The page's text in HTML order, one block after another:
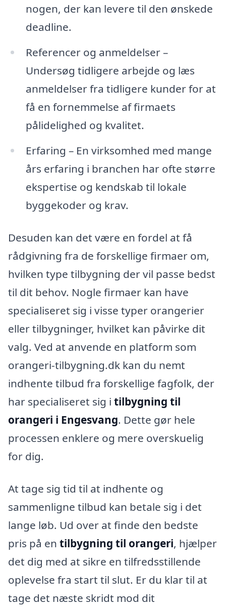
nogen, der kan levere til den ønskede
deadline.
Referencer og anmeldelser –
Undersøg tidligere arbejde og læs
anmeldelser fra tidligere kunder for at
få en fornemmelse af firmaets
pålidelighed og kvalitet.
Erfaring – En virksomhed med mange
års erfaring i branchen har ofte større
ekspertise og kendskab til lokale
byggekoder og krav.
Desuden kan det være en fordel at få
rådgivning fra de forskellige firmaer om,
hvilken type tilbygning der vil passe bedst
til dit behov. Nogle firmaer kan have
specialiseret sig i visse typer orangerier
eller tilbygninger, hvilket kan påvirke dit
valg. Ved at anvende en platform som
orangeri-tilbygning.dk kan du nemt
indhente tilbud fra forskellige fagfolk, der
har specialiseret sig i tilbygning til
orangeri i Engesvang. Dette gør hele
processen enklere og mere overskuelig
for dig.
At tage sig tid til at indhente og
sammenligne tilbud kan betale sig i det
lange løb. Ud over at finde den bedste
pris på en tilbygning til orangeri, hjælper
det dig med at sikre en tilfredsstillende
oplevelse fra start til slut. Er du klar til at
tage det næste skridt mod dit